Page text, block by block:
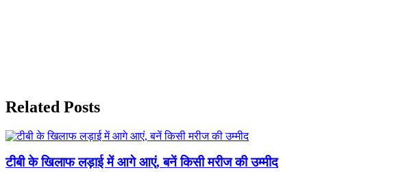
Related Posts
टीबी के खिलाफ लड़ाई में आगे आएं, बनें किसी मरीज की उम्मीद